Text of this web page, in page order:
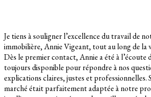
Je tiens à souligner l’excellence du travail de
immobilière, Annie Vigeant, tout au long de la
Dès le premier contact, Annie a été à l’écoute
toujours disponible pour répondre à nos
explications claires, justes et professionnelles.
marché était parfaitement adaptée à notre